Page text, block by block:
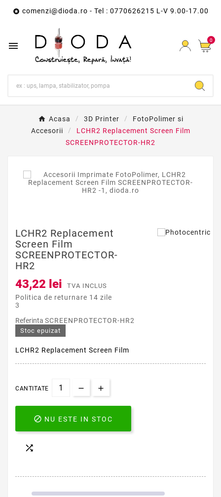
 comenzi@dioda.ro - Tel : 0770626215 L-V 9.00-17.00
 0
Acasa 3D Printer
FotoPolimer si
Accesorii
LCHR2 Replacement Screen Film
SCREENPROTECTOR-HR2
LCHR2 Replacement
Screen Film
SCREENPROTECTOR-
HR2
43,22 lei TVA INCLUS
Politica de returnare 14 zile
3
Referinta SCREENPROTECTOR-HR2
Stoc epuizat
LCHR2 Replacement Screen Film
CANTITATE
 NU ESTE IN STOC
